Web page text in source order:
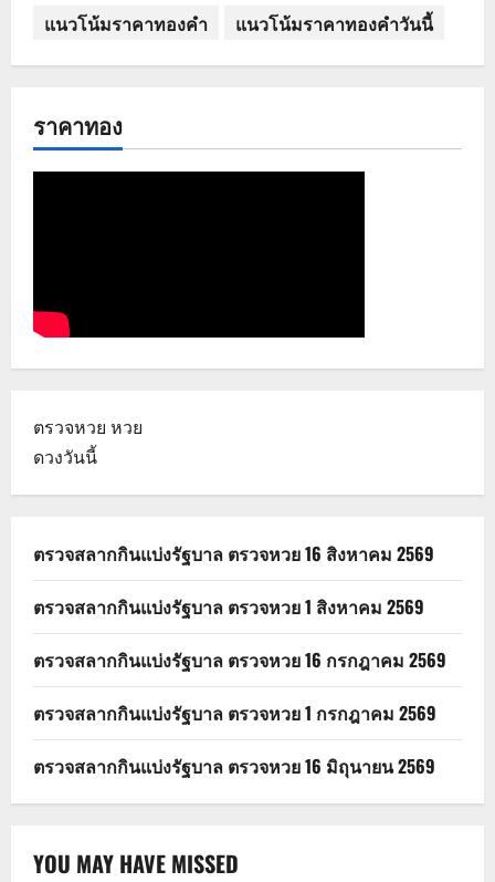
แนวโน้มราคาทองคำ แนวโน้มราคาทองคำวันนี้
ราคาทอง
ตรวจหวย หวย
ดวงวันนี้
ตรวจสลากกินแบ่งรัฐบาล ตรวจหวย 16 สิงหาคม 2569
ตรวจสลากกินแบ่งรัฐบาล ตรวจหวย 1 สิงหาคม 2569
ตรวจสลากกินแบ่งรัฐบาล ตรวจหวย 16 กรกฎาคม 2569
ตรวจสลากกินแบ่งรัฐบาล ตรวจหวย 1 กรกฎาคม 2569
ตรวจสลากกินแบ่งรัฐบาล ตรวจหวย 16 มิถุนายน 2569
YOU MAY HAVE MISSED